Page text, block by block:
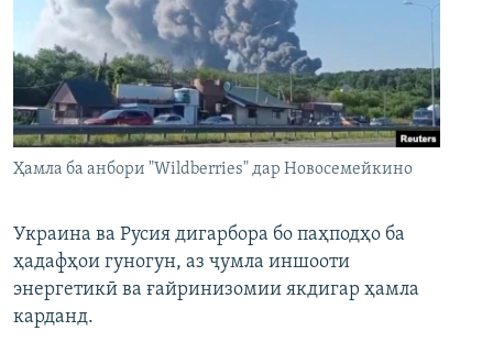
Ҳамла ба анбори "Wildberries" дар Новосемейкино
Украина ва Русия дигарбора бо паҳподҳо ба
ҳадафҳои гуногун, аз ҷумла иншооти
энергетикӣ ва ғайринизомии якдигар ҳамла
карданд.